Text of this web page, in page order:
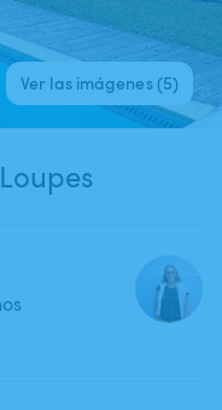
Ver las imágenes (5)